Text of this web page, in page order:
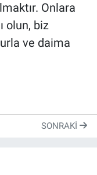
Onlara
olun, biz
ve daima
SONRAKI